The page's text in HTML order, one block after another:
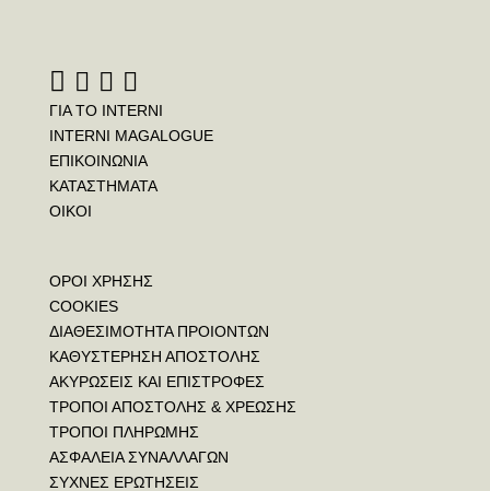
ΓΙΑ ΤΟ INTERNI
INTERNI MAGALOGUE
ΕΠΙΚΟΙΝΩΝΙΑ
ΚΑΤΑΣΤΗΜΑΤΑ
ΟΙΚΟΙ
ΟΡΟΙ ΧΡΗΣΗΣ
COOKIES
ΔΙΑΘΕΣΙΜΟΤΗΤΑ ΠΡΟΙΟΝΤΩΝ
ΚΑΘΥΣΤΕΡΗΣΗ ΑΠΟΣΤΟΛΗΣ
ΑΚΥΡΩΣΕΙΣ ΚΑΙ ΕΠΙΣΤΡΟΦΕΣ
ΤΡΟΠΟΙ ΑΠΟΣΤΟΛΗΣ & ΧΡΕΩΣΗΣ
ΤΡΟΠΟΙ ΠΛΗΡΩΜΗΣ
ΑΣΦΑΛΕΙΑ ΣΥΝΑΛΛΑΓΩΝ
ΣΥΧΝΕΣ ΕΡΩΤΗΣΕΙΣ